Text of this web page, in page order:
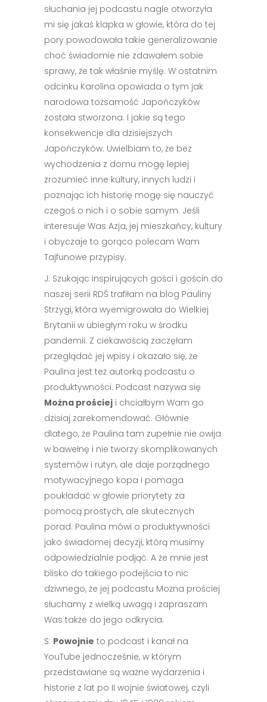
słuchania jej podcastu nagle otworzyła
mi się jakaś klapka w głowie, która do tej
pory powodowała takie generalizowanie
choć świadomie nie zdawałem sobie
sprawy, że tak właśnie myślę. W ostatnim
odcinku Karolina opowiada o tym jak
narodowa tożsamość Japończyków
została stworzona. I jakie są tego
konsekwencje dla dzisiejszych
Japończyków. Uwielbiam to, że bez
wychodzenia z domu mogę lepiej
zrozumieć inne kultury, innych ludzi i
poznając ich historię mogę się nauczyć
czegoś o nich i o sobie samym. Jeśli
interesuje Was Azja, jej mieszkańcy, kultury
i obyczaje to gorąco polecam Wam
Tajfunowe przypisy.
J: Szukając inspirujących gości i gościn do
naszej serii RDŚ trafiłam na blog Pauliny
Strzygi, która wyemigrowała do Wielkiej
Brytanii w ubiegłym roku w środku
pandemii. Z ciekawością zaczęłam
przeglądać jej wpisy i okazało się, że
Paulina jest też autorką podcastu o
produktywności. Podcast nazywa się
Można prościej i chciałbym Wam go
dzisiaj zarekomendować. Głównie
dlatego, że Paulina tam zupełnie nie owija
w bawełnę i nie tworzy skomplikowanych
systemów i rutyn, ale daje porządnego
motywacyjnego kopa i pomaga
poukładać w głowie priorytety za
pomocą prostych, ale skutecznych
porad. Paulina mówi o produktywności
jako świadomej decyzji, którą musimy
odpowiedzialnie podjąć. A że mnie jest
blisko do takiego podejścia to nic
dziwnego, że jej podcastu Można prościej
słuchamy z wielką uwagą i zapraszam
Was także do jego odkrycia.
S: Powojnie to podcast i kanał na
YouTube jednocześnie, w którym
przedstawiane są ważne wydarzenia i
historie z lat po II wojnie światowej, czyli